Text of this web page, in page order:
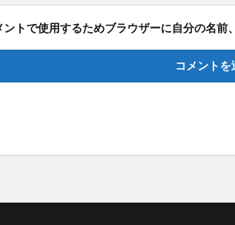
トで使用するためブラウザーに自分の名前